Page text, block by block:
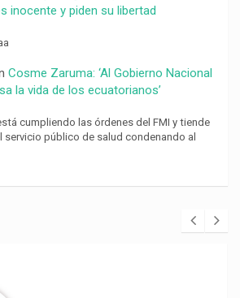
inocente y piden su libertad
Cosme Zaruma: ‘Al Gobierno Nacional
la vida de los ecuatorianos’
cumpliendo las órdenes del FMI y tiende
servicio público de salud condenando al